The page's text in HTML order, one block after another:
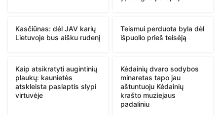
Kasčiūnas: dėl JAV karių
Lietuvoje bus aišku rudenį
Teismui perduota byla dėl
išpuolio prieš teisėją
Kaip atsikratyti augintinių
plaukų: kaunietės
atskleista paslaptis slypi
virtuvėje
Kėdainių dvaro sodybos
minaretas tapo jau
aštuntuoju Kėdainių
krašto muziejaus
padaliniu